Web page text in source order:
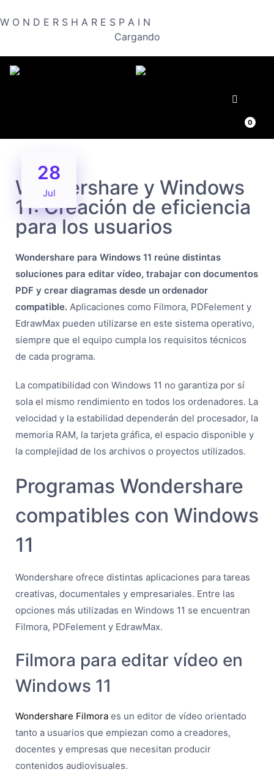
W O N D E R S H A R E S P A I N
Cargando
🛒 0
28
Jul
Wondershare y Windows
11: Creación de eficiencia
para los usuarios
Wondershare para Windows 11 reúne distintas
soluciones para editar vídeo, trabajar con documentos
PDF y crear diagramas desde un ordenador
compatible. Aplicaciones como Filmora, PDFelement y
EdrawMax pueden utilizarse en este sistema operativo,
siempre que el equipo cumpla los requisitos técnicos
de cada programa.
La compatibilidad con Windows 11 no garantiza por sí
sola el mismo rendimiento en todos los ordenadores. La
velocidad y la estabilidad dependerán del procesador, la
memoria RAM, la tarjeta gráfica, el espacio disponible y
la complejidad de los archivos o proyectos utilizados.
Programas Wondershare
compatibles con Windows
11
Wondershare ofrece distintas aplicaciones para tareas
creativas, documentales y empresariales. Entre las
opciones más utilizadas en Windows 11 se encuentran
Filmora, PDFelement y EdrawMax.
Filmora para editar vídeo en
Windows 11
Wondershare Filmora es un editor de vídeo orientado
tanto a usuarios que empiezan como a creadores,
docentes y empresas que necesitan producir
contenidos audiovisuales.